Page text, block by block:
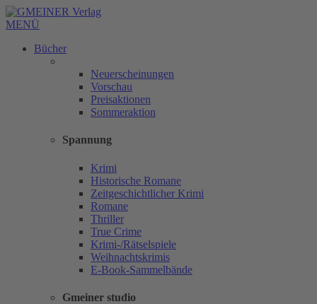
MENÜ
Bücher
Neuerscheinungen
Vorschau
Preisaktionen
Sommeraktion
Spannung
Krimi
Historische Romane
Zeitgeschichtlicher Krimi
Romane
Thriller
True Crime
Krimi-/Rätselspiele
Weihnachtskrimis
E-Book-Sammelbände
Gmeiner studio